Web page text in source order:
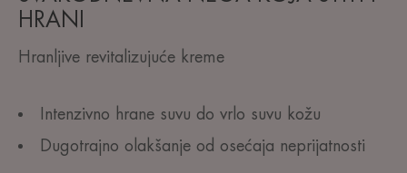
HRANI
Hranljive revitalizujuće kreme
Intenzivno hrane suvu do vrlo suvu kožu
Dugotrajno olakšanje od osećaja neprijatnosti